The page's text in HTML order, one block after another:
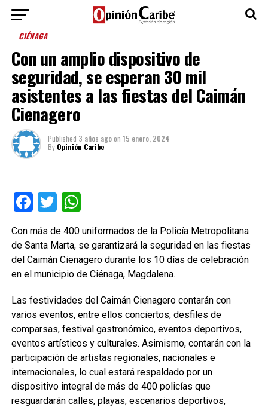
CIÉNAGA
Con un amplio dispositivo de
seguridad, se esperan 30 mil
asistentes a las fiestas del Caimán
Cienagero
Published 3 años agoon 15 enero, 2024
By Opinión Caribe
Facebook
TwitterWhatsApp
Con más de 400 uniformados de la Policía Metropolitana
de Santa Marta, se garantizará la seguridad en las fiestas
del Caimán Cienagero durante los 10 días de celebración
en el municipio de Ciénaga, Magdalena.
Las festividades del Caimán Cienagero contarán con
varios eventos, entre ellos conciertos, desfiles de
comparsas, festival gastronómico, eventos deportivos,
eventos artísticos y culturales. Asimismo, contarán con la
participación de artistas regionales, nacionales e
internacionales, lo cual estará respaldado por un
dispositivo integral de más de 400 policías que
resguardarán calles, playas, escenarios deportivos,